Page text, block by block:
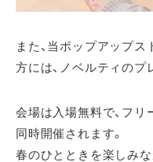
また、当ポップアップ
方には、ノベルティのプ
会場は入場無料で、フ
同時開催されます。
春のひとときを楽しみな